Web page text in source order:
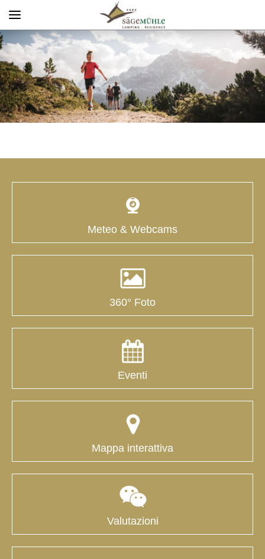
Menü
Meteo & Webcams
360° Foto
Eventi
Mappa interattiva
Valutazioni